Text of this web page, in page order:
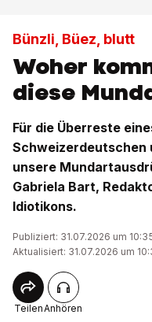
Bünzli, Büez, blutt
Woher
diese
Für die Überreste
Schweizerdeutschen
unsere
Gabriela Bart,
Idiotikons.
Publiziert: 31.07.2026 um
Aktualisiert: 31.07.2026 um
TeilenAnhören